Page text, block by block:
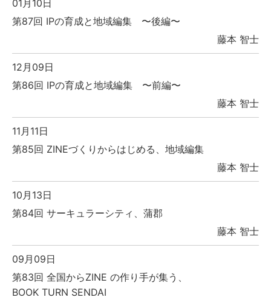
01月10日
第87回 IPの育成と地域編集 〜後編〜
藤本 智士
12月09日
第86回 IPの育成と地域編集 〜前編〜
藤本 智士
11月11日
第85回 ZINEづくりからはじめる、地域編集
藤本 智士
10月13日
第84回 サーキュラーシティ、蒲郡
藤本 智士
09月09日
第83回 全国からZINE の作り手が集う、
BOOK TURN SENDAI